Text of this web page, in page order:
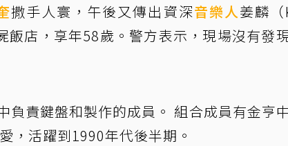
撒手人寰，午後又傳出資深音樂人姜麟
飯店，享年58歲。警方表示，現場沒有發
負責鍵盤和製作的成員。 組合成員有金亨
，活躍到1990年代後半期。